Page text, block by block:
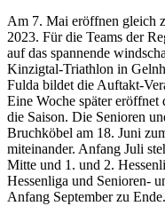
Am 7. Mai eröffnen gleich
2023. Für die Teams der
auf das spannende
Kinzigtal-Triathlon in
Fulda bildet die Auftakt-
Eine Woche später
die Saison. Die Senioren
Bruchköbel am 18. Juni
miteinander. Anfang Juli
Mitte und 1. und 2.
Hessenliga und Senioren-
Anfang September zu Ende.